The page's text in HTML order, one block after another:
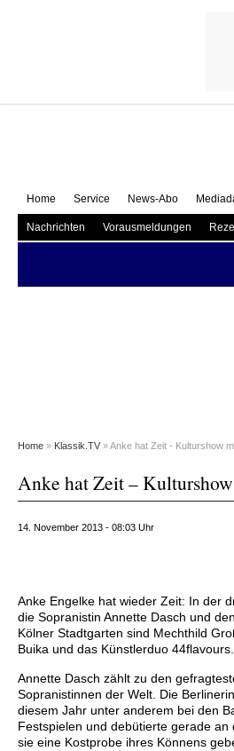
Home Service News-Abo
Nachrichten Vorausmeldungen
Home » Klassik.TV » Anke hat Zeit - Kulturshow
Anke hat Zeit –
14. November 2013 - 08:03 Uhr
Anke Engelke hat wieder Zeit: In der
die Sopranistin Annette Dasch und
Kölner Stadtgarten sind Mechthild
Buika und das Künstlerduo 44flavours.
Annette Dasch zählt zu den
Sopranistinnen der Welt. Die
diesem Jahr unter anderem bei den
Festspielen und debütierte gerade
sie eine Kostprobe ihres Könnens